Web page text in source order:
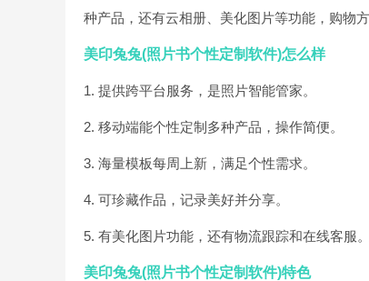
种产品，还有云相册、美化图片等功能，购物
美印兔兔(照片书个性定制软件)怎么样
1. 提供跨平台服务，是照片智能管家。
2. 移动端能个性定制多种产品，操作简便。
3. 海量模板每周上新，满足个性需求。
4. 可珍藏作品，记录美好并分享。
5. 有美化图片功能，还有物流跟踪和在线客服
美印兔兔(照片书个性定制软件)特色